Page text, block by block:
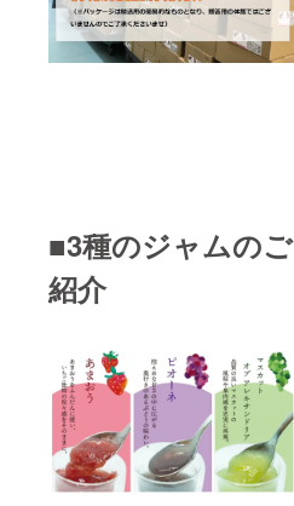
■3種のジャムのご
紹介